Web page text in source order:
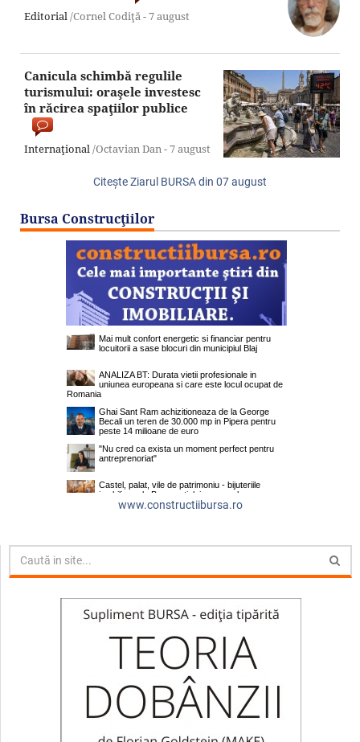
Editorial/Cornel Codiţă -7 august
Canicula schimbă regulile
turismului: oraşele investesc
în răcirea spaţiilor publice
Internaţional/Octavian Dan -7 august
Citeşte Ziarul BURSA din 07 august
Bursa Construcţiilor
www.constructiibursa.ro